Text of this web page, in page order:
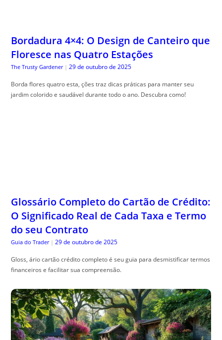
Bordadura 4×4: O Design de Canteiro que
Floresce nas Quatro Estações
The Trusty Gardener | 29 de outubro de 2025
Borda flores quatro esta, ções traz dicas práticas para manter seu
jardim colorido e saudável durante todo o ano. Descubra como!
Glossário Completo do Cartão de Crédito:
O Significado Real de Cada Taxa e Termo
do seu Contrato
Guia do Trader | 29 de outubro de 2025
Gloss, ário cartão crédito completo é seu guia para desmistificar termos
financeiros e facilitar sua compreensão.